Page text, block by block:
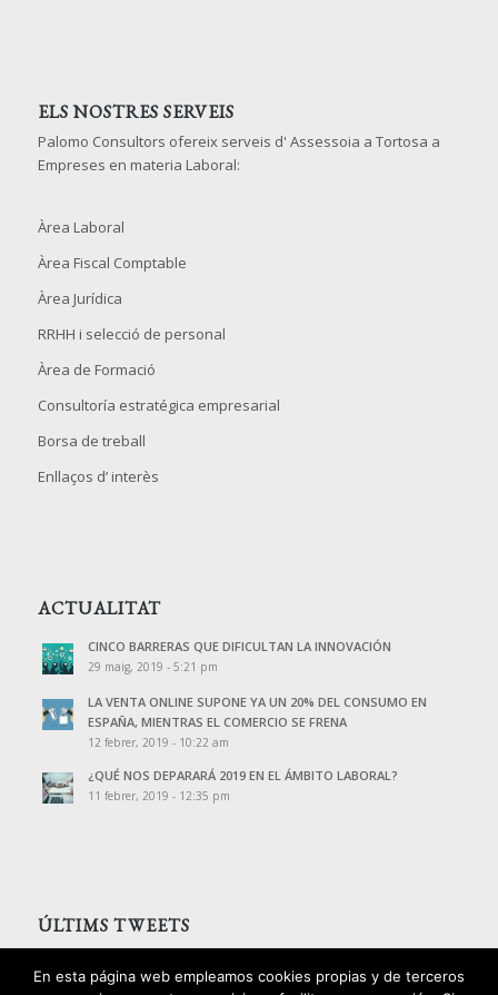
ELS NOSTRES SERVEIS
Palomo Consultors ofereix serveis d' Assessoia a Tortosa a
Empreses en materia Laboral:
Àrea Laboral
Àrea Fiscal Comptable
Àrea Jurídica
RRHH i selecció de personal
Àrea de Formació
Consultoría estratégica empresarial
Borsa de treball
Enllaços d’ interès
ACTUALITAT
CINCO BARRERAS QUE DIFICULTAN LA INNOVACIÓN
29 maig, 2019 - 5:21 pm
LA VENTA ONLINE SUPONE YA UN 20% DEL CONSUMO EN
ESPAÑA, MIENTRAS EL COMERCIO SE FRENA
12 febrer, 2019 - 10:22 am
¿QUÉ NOS DEPARARÁ 2019 EN EL ÁMBITO LABORAL?
11 febrer, 2019 - 12:35 pm
ÚLTIMS TWEETS
Tweets de @PalomoAssessors
En esta página web empleamos cookies propias y de terceros